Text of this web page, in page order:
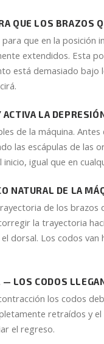
QUE LOS BRAZOS
que en la
extendidos. Esta
está demasiado
ACTIVA LA
de la máquina.
las escápulas de las
igual que en
NATURAL DE LA
de los
la trayectoria
dorsal. Los codos van
LOS CODOS
los codos
retraídos y
el regreso.